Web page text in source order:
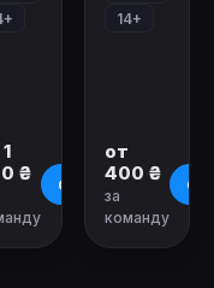
₴
О квесте
14+
от
400 ₴
за
команду
О